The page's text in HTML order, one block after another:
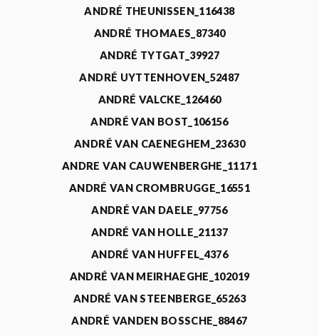
ANDRÉ THEUNISSEN_116438
ANDRÉ THOMAES_87340
ANDRÉ TYTGAT_39927
ANDRÉ UYTTENHOVEN_52487
ANDRÉ VALCKE_126460
ANDRÉ VAN BOST_106156
ANDRÉ VAN CAENEGHEM_23630
ANDRE VAN CAUWENBERGHE_11171
ANDRÉ VAN CROMBRUGGE_16551
ANDRÉ VAN DAELE_97756
ANDRÉ VAN HOLLE_21137
ANDRÉ VAN HUFFEL_4376
ANDRÉ VAN MEIRHAEGHE_102019
ANDRÉ VAN STEENBERGE_65263
ANDRÉ VANDEN BOSSCHE_88467